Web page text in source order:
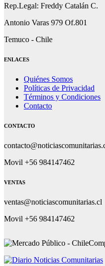
Rep.Legal: Freddy Catalán C.
Antonio Varas 979 Of.801
Temuco - Chile
ENLACES
Quiénes Somos
Políticas de Privacidad
Términos y Condiciones
Contacto
CONTACTO
Movil +56 984147462
VENTAS
ventas@noticiascomunitarias.cl
Movil +56 984147462